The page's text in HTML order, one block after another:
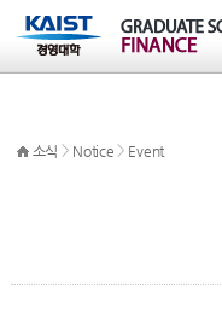
소식 > Notice > Event